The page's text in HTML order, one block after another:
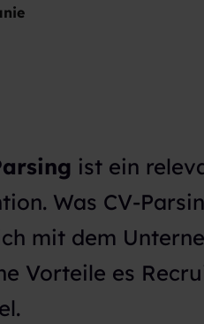
ist ein
Was CV-
mit dem
Vorteile es